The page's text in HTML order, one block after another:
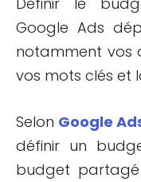
Google Ads
notamment vos
vos mots clés et
Selon Google
définir un
budget